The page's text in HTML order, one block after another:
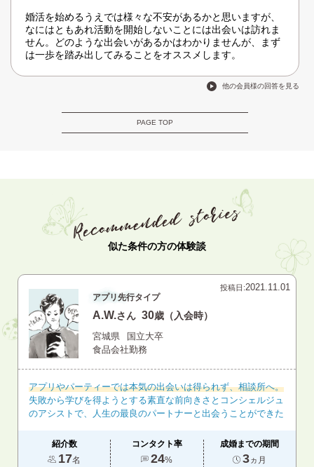
婚活を始めるうえでは様々な不安があるかと思いますが、
なにはともあれ活動を開始しないことには出会いは訪れま
せん。どのような出会いがあるかはわかりませんが、まず
は一歩を踏み出してみることをオススメします。
他の会員様の回答を見る
PAGE TOP
似た条件の方の体験談
投稿日:2021.11.01
アプリ先行タイプ
A.W.さん 30歳（入会時）
宮城県
国立大卒
食品会社勤務
アプリやパーティーでは本気の出会いは得られず、相談所へ。
失敗から学びを得ようとする素直な前向きさとコンシェルジュ
のアシストで、人生の最良のパートナーと出会うことができた
紹介数
17名
コンタクト率
24%
成婚までの期間
3ヵ月